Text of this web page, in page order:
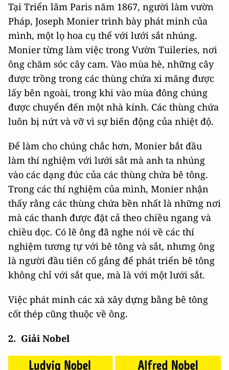
Tại Triển lãm Paris năm 1867, người làm vườn
Pháp, Joseph Monier trình bày phát minh của
mình, một lọ hoa cụ thể với lưới sắt nhúng.
Monier từng làm việc trong Vườn Tuileries, nơi
ông chăm sóc cây cam. Vào mùa hè, những cây
được trồng trong các thùng chứa xi măng được
lấy bên ngoài, trong khi vào mùa đông chúng
được chuyển đến một nhà kính. Các thùng chứa
luôn bị nứt và vỡ vì sự biến động của nhiệt độ.
Để làm cho chúng chắc hơn, Monier bắt đầu
làm thí nghiệm với lưới sắt mà anh ta nhúng
vào các dạng đúc của các thùng chứa bê tông.
Trong các thí nghiệm của mình, Monier nhận
thấy rằng các thùng chứa bền nhất là những nơi
mà các thanh được đặt cả theo chiều ngang và
chiều dọc. Có lẽ ông đã nghe nói về các thí
nghiệm tương tự với bê tông và sắt, nhưng ông
là người đầu tiên cố gắng để phát triển bê tông
không chỉ với sắt que, mà là với một lưới sắt.
Việc phát minh các xà xây dựng bằng bê tông
cốt thép cũng thuộc về ông.
2. Giải Nobel